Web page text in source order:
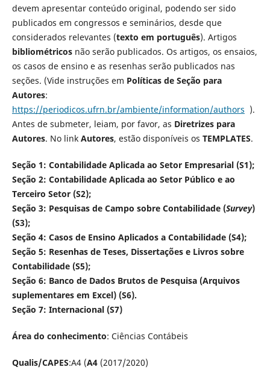
devem apresentar conteúdo original, podendo ser sido
publicados em congressos e seminários, desde que
considerados relevantes (texto em português). Artigos
bibliométricosnão serão publicados. Os artigos, os ensaios,
os casos de ensino e as resenhas serão publicados nas
seções. (Vide instruções em Políticas de Seção para
Autores:
https://periodicos.ufrn.br/ambiente/information/authors ).
Antes de submeter, leiam, por favor, as Diretrizes para
Autores. No link Autores, estão disponíveis os TEMPLATES.
Seção 1: Contabilidade Aplicada ao Setor Empresarial (S1);
Seção 2: Contabilidade Aplicada ao Setor Público e ao
Terceiro Setor (S2);
Seção 3: Pesquisas de Campo sobre Contabilidade (Survey)
(S3);
Seção 4: Casos de Ensino Aplicados a Contabilidade (S4);
Seção 5: Resenhas de Teses, Dissertações e Livros sobre
Contabilidade (S5);
Seção 6: Banco de Dados Brutos de Pesquisa (Arquivos
suplementares em Excel) (S6).
Seção 7: Internacional (S7)
Área do conhecimento: Ciências Contábeis
Qualis/CAPES:A4 (A4(2017/2020)